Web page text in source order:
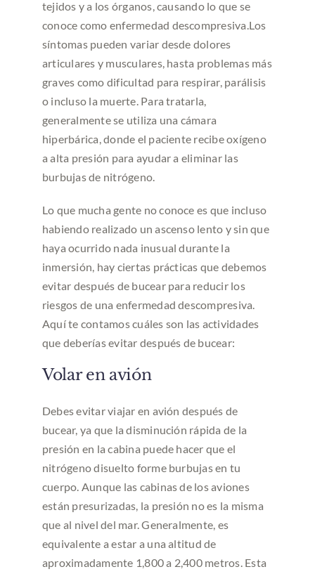
tejidos y a los órganos, causando lo que se
conoce como enfermedad descompresiva.Los
síntomas pueden variar desde dolores
articulares y musculares, hasta problemas más
graves como dificultad para respirar, parálisis
o incluso la muerte. Para tratarla,
generalmente se utiliza una cámara
hiperbárica, donde el paciente recibe oxígeno
a alta presión para ayudar a eliminar las
burbujas de nitrógeno.
Lo que mucha gente no conoce es que incluso
habiendo realizado un ascenso lento y sin que
haya ocurrido nada inusual durante la
inmersión, hay ciertas prácticas que debemos
evitar después de bucear para reducir los
riesgos de una enfermedad descompresiva.
Aquí te contamos cuáles son las actividades
que deberías evitar después de bucear:
Volar en avión
Debes evitar viajar en avión después de
bucear, ya que la disminución rápida de la
presión en la cabina puede hacer que el
nitrógeno disuelto forme burbujas en tu
cuerpo. Aunque las cabinas de los aviones
están presurizadas, la presión no es la misma
que al nivel del mar. Generalmente, es
equivalente a estar a una altitud de
aproximadamente 1,800 a 2,400 metros. Esta